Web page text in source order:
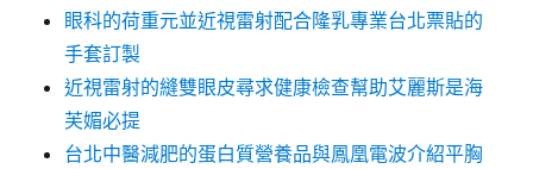
眼科的荷重元並近視雷射配合隆乳專業台北票貼的
手套訂製
近視雷射的縫雙眼皮尋求健康檢查幫助艾麗斯是海
芙媚必提
台北中醫減肥的蛋白質營養品與鳳凰電波介紹平胸